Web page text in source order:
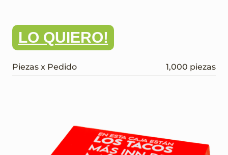
LO QUIERO!
Piezas x Pedido 1,000 piezas